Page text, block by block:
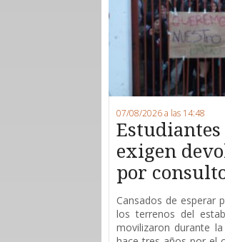
07/08/2026 a las 14:48
exigen
por
Cansados de esperar
los terrenos del
movilizaron durante